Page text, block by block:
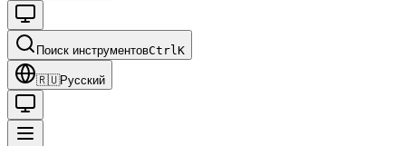
Поиск инструментовCtrlK
🇷🇺Русский